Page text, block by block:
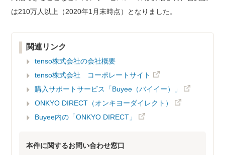
は210万人以上（2020年1月末時点）となりました。
関連リンク
tenso株式会社の会社概要
tenso株式会社 コーポレートサイト
購入サポートサービス「Buyee（バイイー）」
ONKYO DIRECT（オンキヨーダイレクト）
Buyee内の「ONKYO DIRECT」
本件に関するお問い合わせ窓口